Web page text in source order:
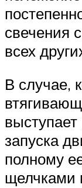
свечения
всех
В случае,
запуска
полному
щелчками